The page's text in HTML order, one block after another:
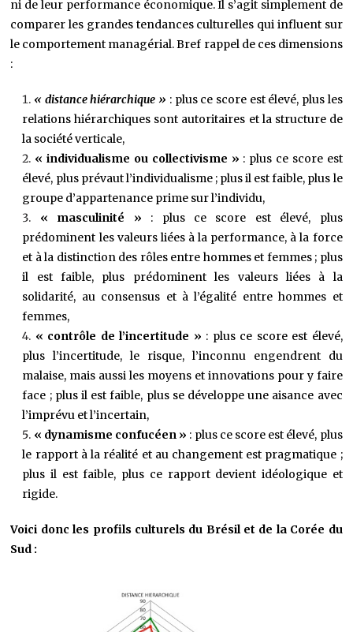
ni de leur performance économique. Il s’agit simplement de
comparer les grandes tendances culturelles qui influent sur
le comportement managérial. Bref rappel de ces dimensions
:
« distance hiérarchique » : plus ce score est élevé, plus les
relations hiérarchiques sont autoritaires et la structure de
la société verticale,
« individualisme ou collectivisme » : plus ce score est
élevé, plus prévaut l’individualisme ; plus il est faible, plus le
groupe d’appartenance prime sur l’individu,
« masculinité » : plus ce score est élevé, plus
prédominent les valeurs liées à la performance, à la force
et à la distinction des rôles entre hommes et femmes ; plus
il est faible, plus prédominent les valeurs liées à la
solidarité, au consensus et à l’égalité entre hommes et
femmes,
« contrôle de l’incertitude » : plus ce score est élevé,
plus l’incertitude, le risque, l’inconnu engendrent du
malaise, mais aussi les moyens et innovations pour y faire
face ; plus il est faible, plus se développe une aisance avec
l’imprévu et l’incertain,
« dynamisme confucéen » : plus ce score est élevé, plus
le rapport à la réalité et au changement est pragmatique ;
plus il est faible, plus ce rapport devient idéologique et
rigide.
Voici donc les profils culturels du Brésil et de la Corée du
Sud :